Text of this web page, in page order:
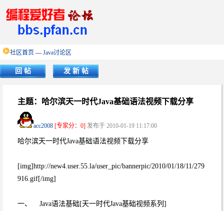
社区首页 — Java讨论区
回 帖 发 新 帖
主题：哈尔滨天一时代Java基础语法视频下载分享
acc2008 [专家分：0] 发布于 2010-01-19 11:17:00
哈尔滨天一时代Java基础语法视频下载分享
[img]http://new4.user.55.la/user_pic/bannerpic/2010/01/18/11/279
916.gif[/img]
一、 Java语法基础[天一时代Java基础视频系列]